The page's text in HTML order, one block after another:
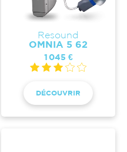
Resound
OMNIA 5 62
1 045 €
DÉCOUVRIR